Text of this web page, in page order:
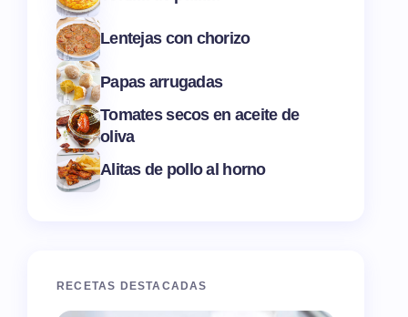
Lentejas con chorizo
Papas arrugadas
Tomates secos en aceite de
oliva
Alitas de pollo al horno
RECETAS DESTACADAS